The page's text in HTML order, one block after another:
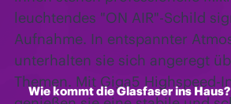
Wie kommt die Glasfaser ins Haus?